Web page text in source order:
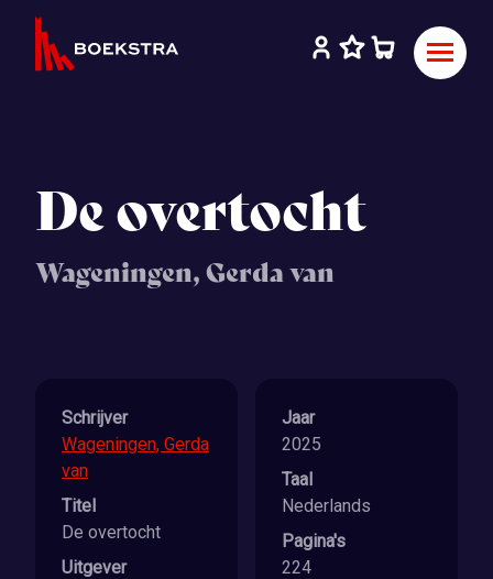
De overtocht
Wageningen, Gerda van
Schrijver
Wageningen, Gerda
van
Titel
De overtocht
Uitgever
Jaar
2025
Taal
Nederlands
Pagina's
224